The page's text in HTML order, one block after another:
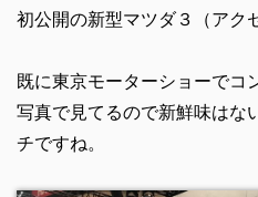
初公開の新型マツダ３（アク
既に東京モーターショーでコ
写真で見てるので新鮮味はな
チですね。